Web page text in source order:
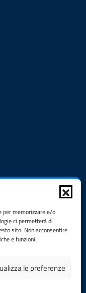
per memorizzare e/o
ci permetterà di
sito. Non acconsentire
e funzioni.
le preferenze